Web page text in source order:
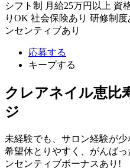
シフト制 月給25万円以上 資
りOK 社会保険あり 研修制度
ンセンティブあり
応募する
キープする
クレアネイル恵比
ジ
未経験でも、サロン経験が
希望休とりやすく、がんば
ンセンティブボーナスあり!